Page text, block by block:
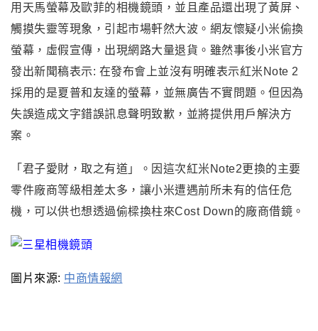
用天馬螢幕及歐菲的相機鏡頭 ， 並且產品還出現了黃屏、
觸摸失靈等現象 ， 引起市場軒然大波。 網友懷疑小米偷換
螢幕，虛假宣傳 ， 出現網路大量退貨。 雖然事後小米官方
發出新聞稿表示: 在發布會上並沒有明確表示紅米Note 2
採用的是夏普和友達的螢幕 ， 並無廣告不實問題。但因為
失誤造成文字錯誤訊息聲明致歉，並將提供用戶解決方
案。
「 君子愛財 ， 取之有道 」 。 因這次紅米Note2更換的主要
零件廠商等級相差太多 ， 讓小米遭遇前所未有的信任危
機 ， 可以供也想透過偷樑換柱來Cost Down的廠商借鏡 。
圖片來源: 中商情報網